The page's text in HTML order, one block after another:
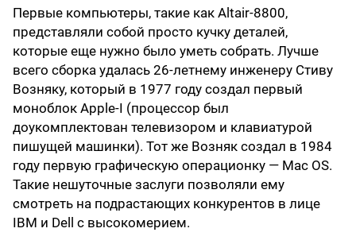
Первые компьютеры, такие как Altair-8800,
представляли собой просто кучку деталей,
которые еще нужно было уметь собрать. Лучше
всего сборка удалась 26-летнему инженеру Стиву
Возняку, который в 1977 году создал первый
моноблок Apple-I (процессор был
доукомплектован телевизором и клавиатурой
пишущей машинки). Тот же Возняк создал в 1984
году первую графическую операционку — Mac OS.
Такие нешуточные заслуги позволяли ему
смотреть на подрастающих конкурентов в лице
IBM и Dell с высокомерием.